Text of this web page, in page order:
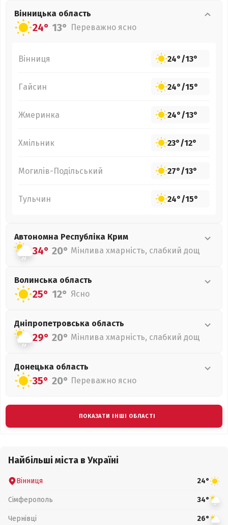
Вінницька область
24° 13° Переважно ясно
Вінниця 24°/13°
Гайсин 24°/15°
Жмеринка 24°/13°
Хмільник 23°/12°
Могилів-Подільський 27°/13°
Тульчин 24°/15°
Автономна Республіка Крим
34° 20° Мінлива хмарність, слабкий дощ
Волинська область
25° 12° Ясно
Дніпропетровська область
29° 20° Мінлива хмарність, слабкий дощ
Донецька область
35° 20° Переважно ясно
ПОКАЗАТИ ІНШІ ОБЛАСТІ
Найбільші міста в Україні
Вінниця 24°
Сімферополь 34°
Чернівці 26°